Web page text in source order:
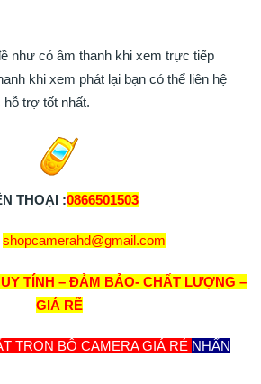
như có âm thanh khi xem trực tiếp
khi xem phát lại bạn có thể liên hệ
trợ tốt nhất.
THOẠI :0866501503
shopcamerahd@gmail.com
TÍNH – ĐẢM BẢO- CHẤT LƯỢNG –
GIÁ RẼ
TRỌN BỘ CAMERA GIÁ RẺ NHẤN